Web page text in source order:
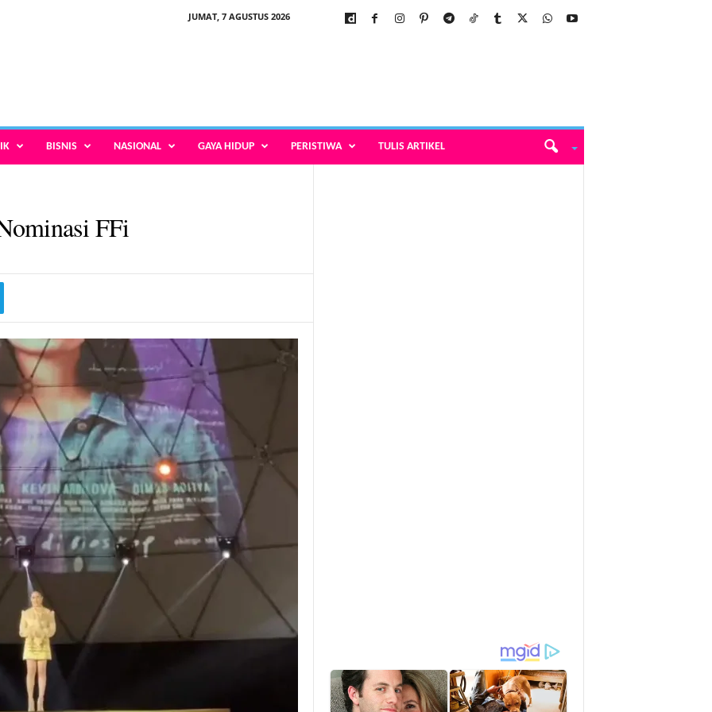
JUMAT, 7 AGUSTUS 2026
BISNIS NASIONAL GAYA HIDUP PERISTIWA TULIS ARTIKEL
FFi